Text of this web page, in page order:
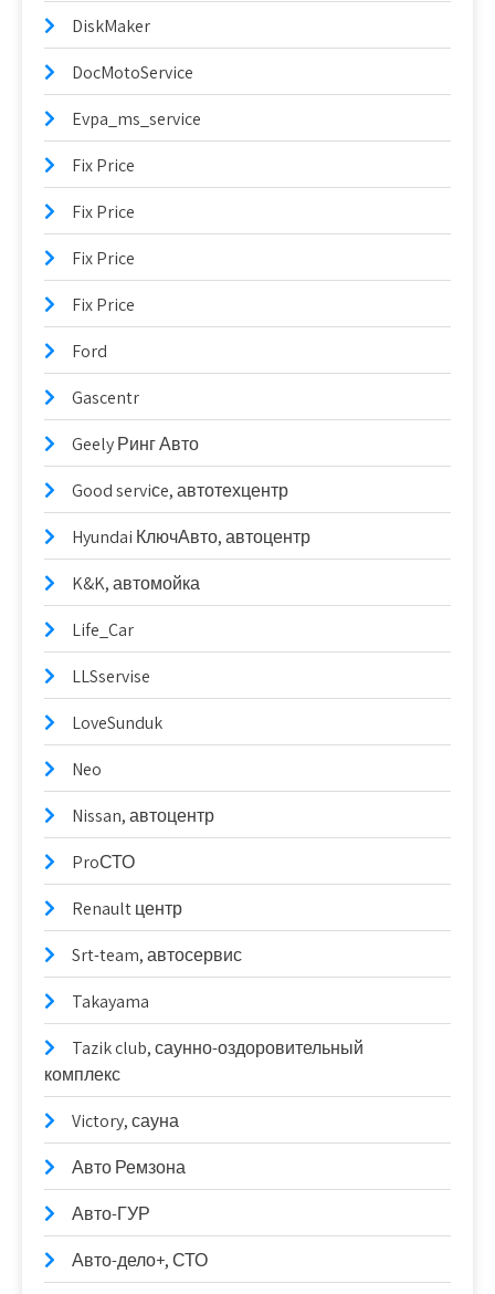
DiskMaker
DocMotoService
Evpa_ms_service
Fix Price
Fix Price
Fix Price
Fix Price
Ford
Gascentr
Geely Ринг Авто
Good serviсe, автотехцентр
Hyundai КлючАвто, автоцентр
K&K, автомойка
Life_Car
LLSservise
LoveSunduk
Neo
Nissan, автоцентр
ProСТО
Renault центр
Srt-team, автосервис
Takayama
Tazik club, саунно-оздоровительный
комплекс
Victory, сауна
Авто Ремзона
Авто-ГУР
Авто-дело+, СТО